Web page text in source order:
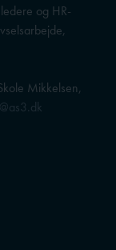
og HR-
Mikkelsen,